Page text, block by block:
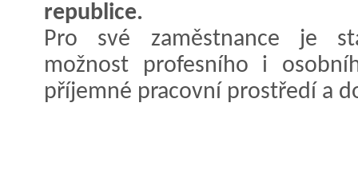
republice.
Pro své zaměstnance je
možnost profesního i
příjemné pracovní prostředí a